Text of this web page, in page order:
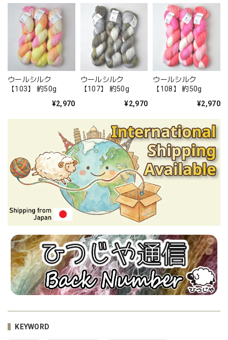
KEYWORD
ウールシルク
【103】 約50g
¥2,970
ウールシルク
【107】 約50g
¥2,970
ウールシルク
【108】 約50g
¥2,970